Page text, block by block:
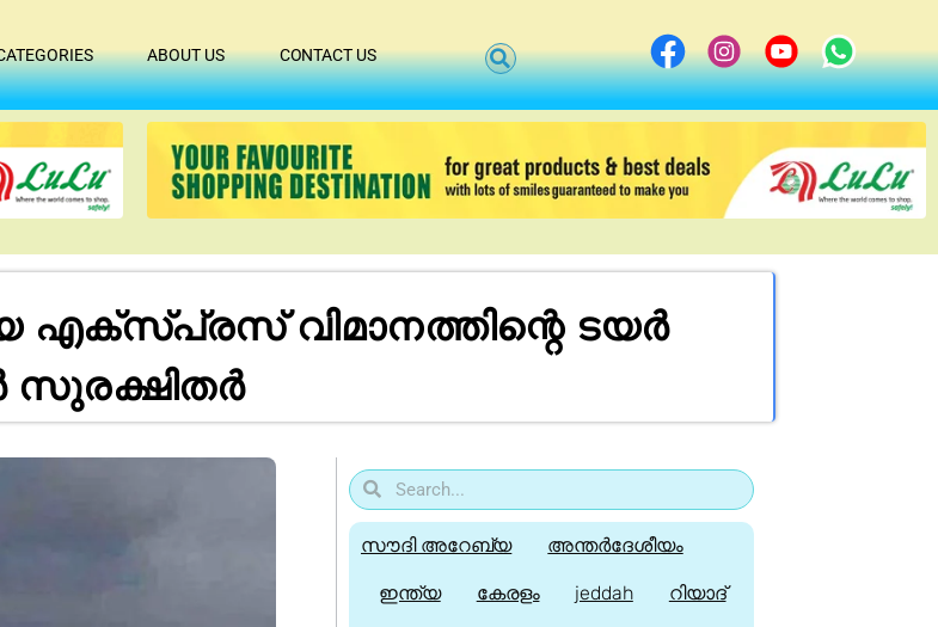
ABOUT US CONTACT US
എക്സ്പ്രസ് വിമാനത്തിന്റെ ടയർ
സുരക്ഷിതർ
സൗദി അറേബ്യ അന്തർദേശീയം
ഇന്ത്യ കേരളം jeddah റിയാദ്